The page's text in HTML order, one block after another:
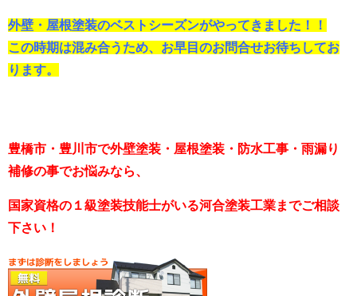
外壁・屋根塗装のベストシーズンがやってきました！！
この時期は混み合うため、お早目のお問合せお待ちしてお
ります。
豊橋市・豊川市で外壁塗装・屋根塗装・防水工事・雨漏り
補修の事でお悩みなら、
国家資格の１級塗装技能士がいる河合塗装工業までご相談
下さい！